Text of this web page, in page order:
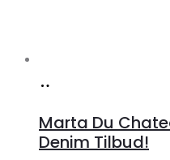
Klædeskabet.dk
Marta Du
Denim Tilbud!